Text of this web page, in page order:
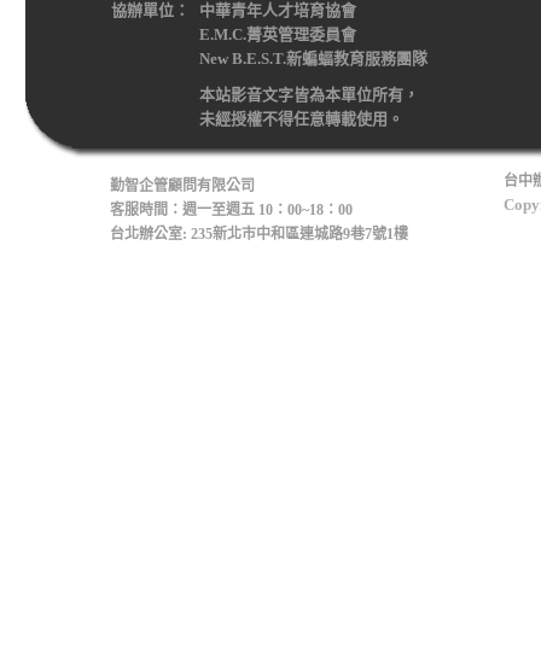
協辦單位：
中華青年人才培育協會
E.M.C.菁英管理委員會
New B.E.S.T.新蝙蝠教育服務團隊
本站影音文字皆為本單位所有，
未經授權不得任意轉載使用。
勤智企管顧問有限公司
客服時間：週一至週五 10：00~18：00
台北辦公室: 235新北市中和區連城路9巷7號1樓
台中